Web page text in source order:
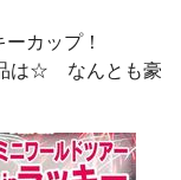
カップ！
は☆ なんとも豪